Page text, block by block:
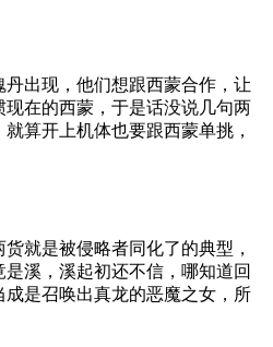
出现，他们想跟西蒙合作，让
在的西蒙，于是话没说几句两
算开上机体也要跟西蒙单挑，
就是被侵略者同化了的典型，
溪，溪起初还不信，哪知道回
是召唤出真龙的恶魔之女，所